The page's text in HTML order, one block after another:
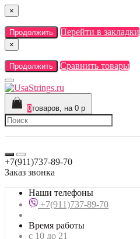
×
Продолжить Перейти в закладки
×
Продолжить Сравнить товары
0товаров, на 0 р
+7(911)737-89-70
Заказ звонка
Наши телефоны
+7(911)737-89-70
Время работы
с 10 до 21